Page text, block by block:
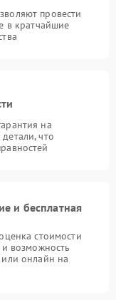
провести
в кратчайшие
на
что
и бесплатная
стоимости
возможность
онлайн на